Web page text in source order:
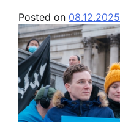
Posted on 08.12.2025